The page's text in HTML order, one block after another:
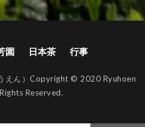
園 日本茶 行事
えん）Copyright © 2020 Ryuhoen
Reserved.